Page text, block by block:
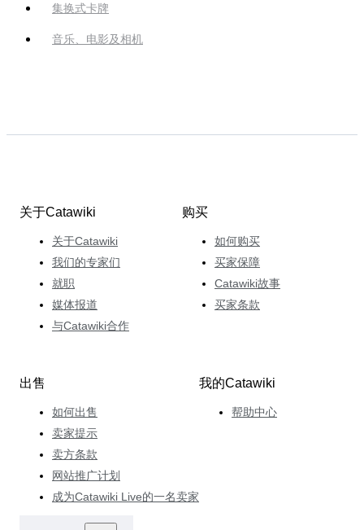
集换式卡牌
音乐、电影及相机
关于Catawiki
关于Catawiki
我们的专家们
就职
媒体报道
与Catawiki合作
购买
如何购买
买家保障
Catawiki故事
买家条款
出售
如何出售
卖家提示
卖方条款
网站推广计划
成为Catawiki Live的一名卖家
我的Catawiki
帮助中心